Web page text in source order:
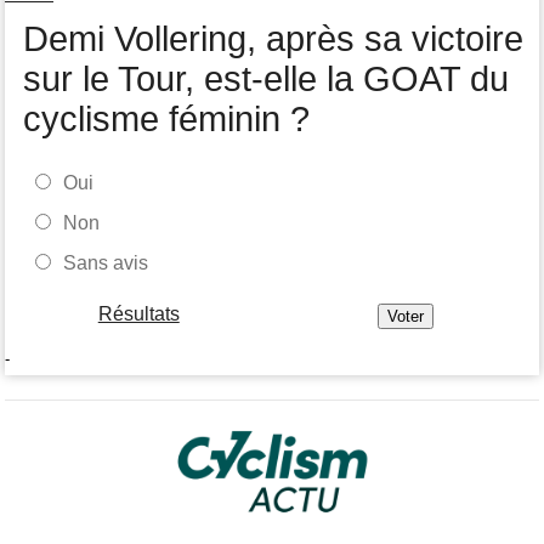
Demi Vollering, après sa victoire
sur le Tour, est-elle la GOAT du
cyclisme féminin ?
Oui
Non
Sans avis
Résultats
-